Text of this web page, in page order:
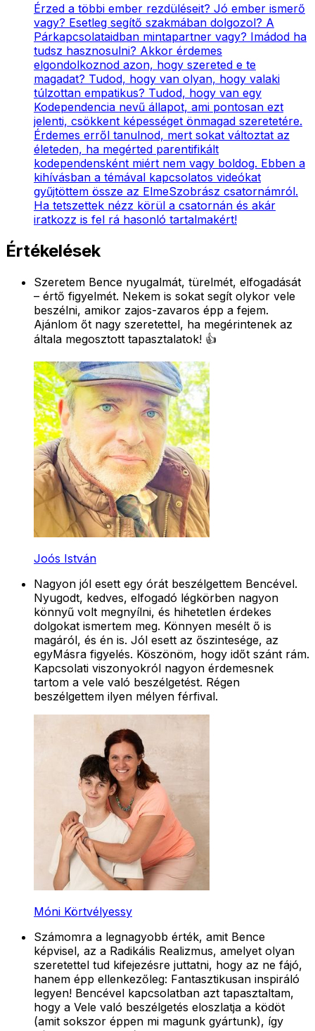
Érzed a többi ember rezdüléseit? Jó ember ismerő
vagy? Esetleg segítő szakmában dolgozol? A
Párkapcsolataidban mintapartner vagy? Imádod ha
tudsz hasznosulni? Akkor érdemes
elgondolkoznod azon, hogy szereted e te
magadat? Tudod, hogy van olyan, hogy valaki
túlzottan empatikus? Tudod, hogy van egy
Kodependencia nevű állapot, ami pontosan ezt
jelenti, csökkent képességet önmagad szeretetére.
Érdemes erről tanulnod, mert sokat változtat az
életeden, ha megérted parentifikált
kodependensként miért nem vagy boldog. Ebben a
kihívásban a témával kapcsolatos videókat
gyűjtöttem össze az ElmeSzobrász csatornámról.
Ha tetszettek nézz körül a csatornán és akár
iratkozz is fel rá hasonló tartalmakért!
Értékelések
Szeretem Bence nyugalmát, türelmét, elfogadását
– értő figyelmét. Nekem is sokat segít olykor vele
beszélni, amikor zajos-zavaros épp a fejem.
Ajánlom őt nagy szeretettel, ha megérintenek az
általa megosztott tapasztalatok! 👍
Joós István
Nagyon jól esett egy órát beszélgettem Bencével.
Nyugodt, kedves, elfogadó légkörben nagyon
könnyű volt megnyílni, és hihetetlen érdekes
dolgokat ismertem meg. Könnyen mesélt ő is
magáról, és én is. Jól esett az őszintesége, az
egyMásra figyelés. Köszönöm, hogy időt szánt rám.
Kapcsolati viszonyokról nagyon érdemesnek
tartom a vele való beszélgetést. Régen
beszélgettem ilyen mélyen férfival.
Móni Körtvélyessy
Számomra a legnagyobb érték, amit Bence
képvisel, az a Radikális Realizmus, amelyet olyan
szeretettel tud kifejezésre juttatni, hogy az ne fájó,
hanem épp ellenkezőleg: Fantasztikusan inspiráló
legyen! Bencével kapcsolatban azt tapasztaltam,
hogy a Vele való beszélgetés eloszlatja a ködöt
(amit sokszor éppen mi magunk gyártunk), így